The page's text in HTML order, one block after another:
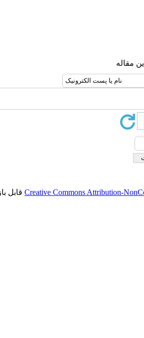
مقاله
Creative Commons Attribution- قابل